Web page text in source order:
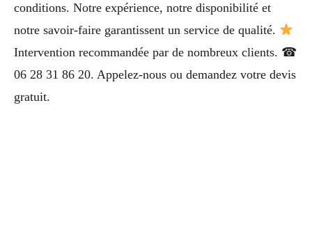
conditions. Notre expérience, notre disponibilité et
notre savoir-faire garantissent un service de qualité.
Intervention recommandée par de nombreux clients. ☎
06 28 31 86 20. Appelez-nous ou demandez votre devis
gratuit.